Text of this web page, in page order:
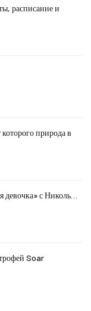
расписание и
природа в
с Николь…
Soar